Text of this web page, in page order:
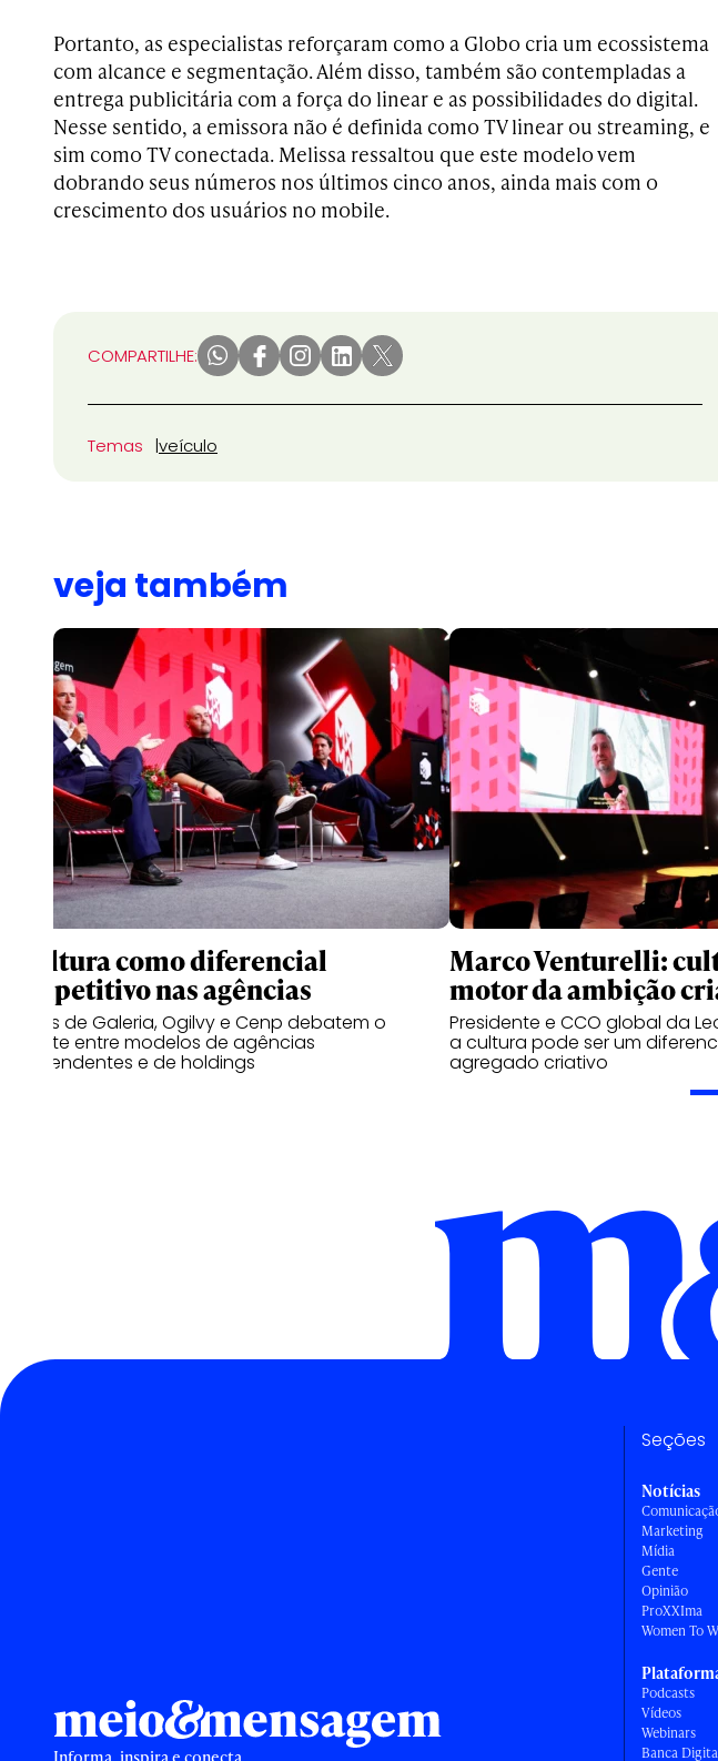
Portanto, as especialistas reforçaram como a Globo cria um ecossistema
com alcance e segmentação. Além disso, também são contempladas a
entrega publicitária com a força do linear e as possibilidades do digital.
Nesse sentido, a emissora não é definida como TV linear ou streaming, e
sim como TV conectada. Melissa ressaltou que este modelo vem
dobrando seus números nos últimos cinco anos, ainda mais com o
crescimento dos usuários no mobile.
COMPARTILHE:
Temas veículo
veja também
A cultura como diferencial
competitivo nas agências
Líderes de Galeria, Ogilvy e Cenp debatem o
embate entre modelos de agências
independentes e de holdings
Marco Venturelli:
motor da ambição
Presidente e CCO global da
a cultura pode ser um
agregado criativo
Seções
Notícias
Marketing
Mídia
Gente
Opinião
ProXXIma
Women To
Podcasts
Vídeos
Webinars
Banca